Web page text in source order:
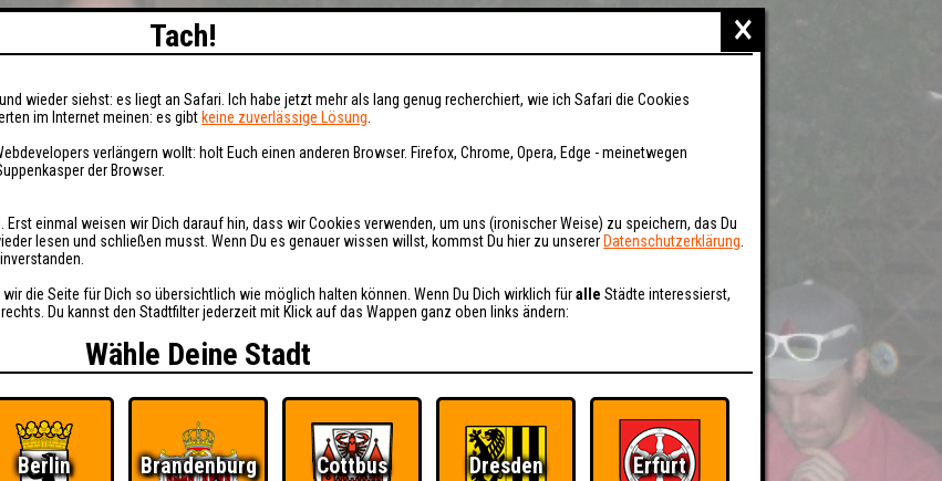
×
Tach!
wieder siehst: es liegt an Safari. Ich habe jetzt mehr als lang genug recherchiert, wie ich Safari die Cookies
im Internet meinen: es gibt keine zuverlässige Lösung
verlängern wollt: holt Euch einen anderen Browser. Firefox, Chrome, Opera, Edge - meinetwegen
der Browser.
einmal weisen wir Dich darauf hin, dass wir Cookies verwenden, um uns (ironischer Weise) zu speichern, das Du
lesen und schließen musst. Wenn Du es genauer wissen willst, kommst Du hier zu unserer Datenschutzerklärung
die Seite für Dich so übersichtlich wie möglich halten können. Wenn Du Dich wirklich füralle Städte interessierst,
Du kannst den Stadtfilter jederzeit mit Klick auf das Wappen ganz oben links ändern:
Wähle Deine Stadt
Berlin Brandenburg Cottbus Dresden Erfurt